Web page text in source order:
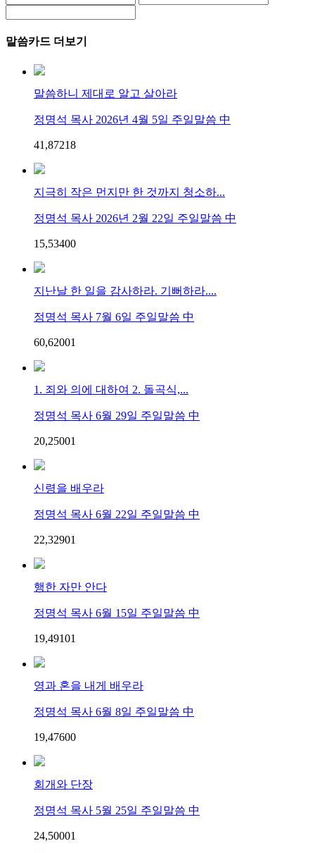
말씀카드 더보기
말씀하니 제대로 알고 살아라
정명석 목사 2026년 4월 5일 주일말씀 中
41,87218
지극히 작은 먼지만 한 것까지 청소하...
정명석 목사 2026년 2월 22일 주일말씀 中
15,53400
지난날 한 일을 감사하라. 기뻐하라....
정명석 목사 7월 6일 주일말씀 中
60,62001
1. 죄와 의에 대하여 2. 돌곡식,...
정명석 목사 6월 29일 주일말씀 中
20,25001
신령을 배우라
정명석 목사 6월 22일 주일말씀 中
22,32901
행한 자만 안다
정명석 목사 6월 15일 주일말씀 中
19,49101
영과 혼을 내게 배우라
정명석 목사 6월 8일 주일말씀 中
19,47600
회개와 단장
정명석 목사 5월 25일 주일말씀 中
24,50001